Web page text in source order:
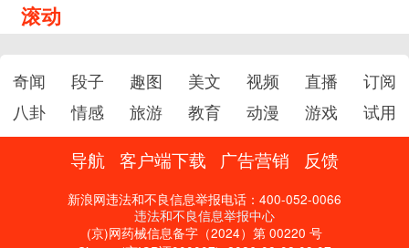
滚动
奇闻 段子 趣图 美文 视频 直播
订阅
八卦
情感 旅游 教育 动漫 游戏 试用
导航 客户端下载 广告营销 反馈
新浪网违法和不良信息举报电话：400-052-0066
违法和不良信息举报中心
(京)网药械信息备字（2024）第 00220 号